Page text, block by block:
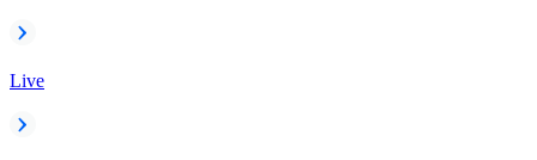
Live